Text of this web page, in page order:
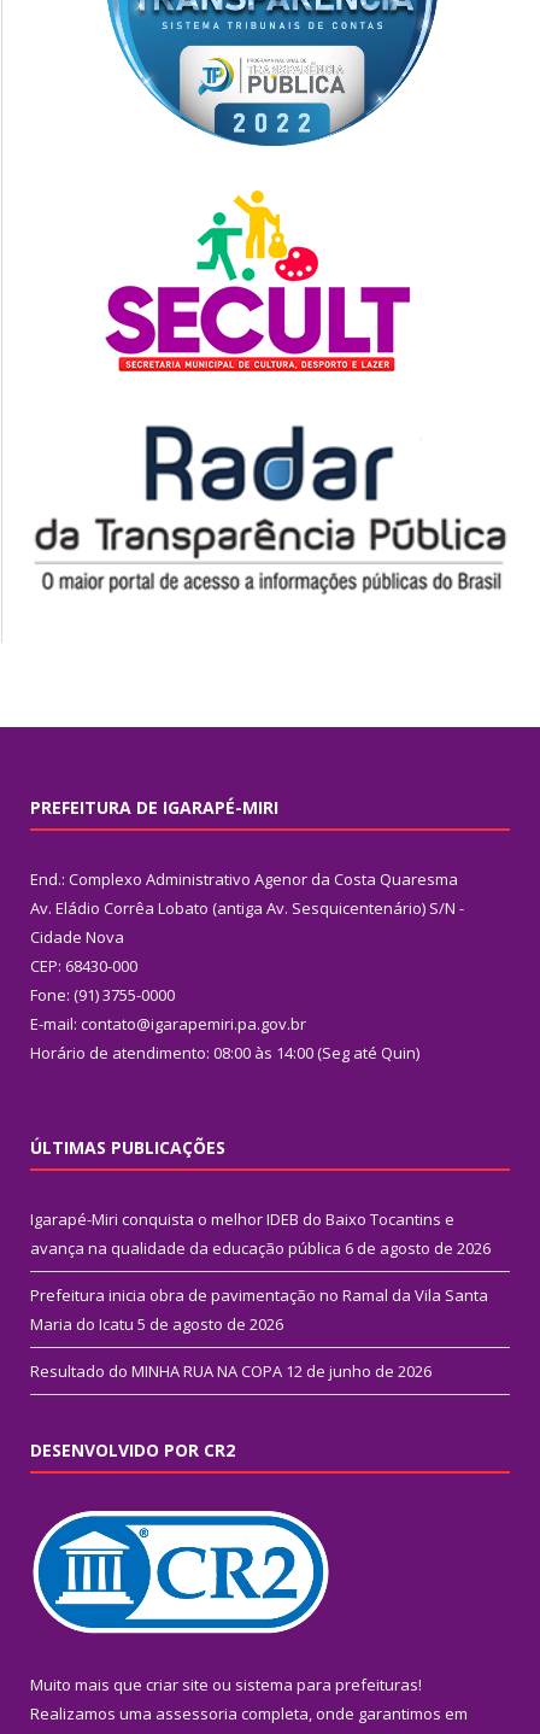
PREFEITURA DE IGARAPÉ-MIRI
End.: Complexo Administrativo Agenor da Costa Quaresma
Av. Eládio Corrêa Lobato (antiga Av. Sesquicentenário) S/N -
Cidade Nova
CEP: 68430-000
Fone: (91) 3755-0000
E-mail: contato@igarapemiri.pa.gov.br
Horário de atendimento: 08:00 às 14:00 (Seg até Quin)
ÚLTIMAS PUBLICAÇÕES
Igarapé-Miri conquista o melhor IDEB do Baixo Tocantins e
avança na qualidade da educação pública 6 de agosto de 2026
Prefeitura inicia obra de pavimentação no Ramal da Vila Santa
Maria do Icatu 5 de agosto de 2026
Resultado do MINHA RUA NA COPA 12 de junho de 2026
DESENVOLVIDO POR CR2
Muito mais que criar site ou sistema para prefeituras!
Realizamos uma assessoria completa, onde garantimos em